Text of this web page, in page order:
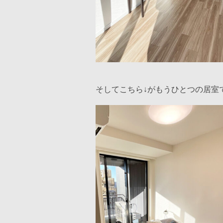
そしてこちら↓がもうひとつの居室